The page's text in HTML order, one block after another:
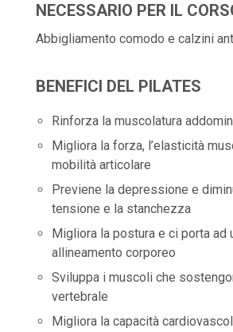
NECESSARIO PER IL
Abbigliamento comodo e calzini
BENEFICI DEL PILATES
Rinforza la muscolatura
Migliora la forza, l’elasticità
mobilità articolare
Previene la depressione e
tensione e la stanchezza
Migliora la postura e ci porta ad
allineamento corporeo
Sviluppa i muscoli che
vertebrale
Migliora la capacità